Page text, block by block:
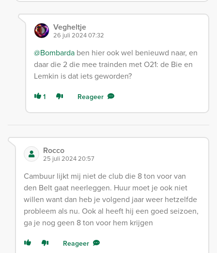
Vegheltje
26 juli 2024 07:32
@Bombardaben hier ook wel benieuwd naar, en
daar die 2 die mee trainden met O21: de Bie en
Lemkin is dat iets geworden?
1 Reageer
Rocco
25 juli 2024 20:57
Cambuur lijkt mij niet de club die 8 ton voor van
den Belt gaat neerleggen. Huur moet je ook niet
willen want dan heb je volgend jaar weer hetzelfde
probleem als nu. Ook al heeft hij een goed seizoen,
ga je nog geen 8 ton voor hem krijgen
Reageer